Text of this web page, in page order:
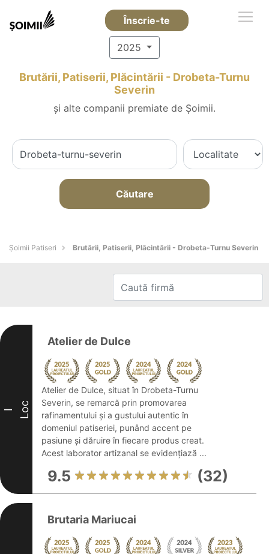
Înscrie-te
2025
Brutării, Patiserii, Plăcintării - Drobeta-Turnu
Severin
și alte companii premiate de Șoimii.
Căutare
Șoimii Patiseri Brutării, Patiserii, Plăcintării - Drobeta-Turnu Severin
I Loc
Atelier de Dulce
Atelier de Dulce, situat în Drobeta-Turnu
Severin, se remarcă prin promovarea
rafinamentului și a gustului autentic în
domeniul patiseriei, punând accent pe
pasiune și dăruire în fiecare produs creat.
Acest laborator artizanal se evidențiază ...
9.5 (32)
Brutaria Mariucai